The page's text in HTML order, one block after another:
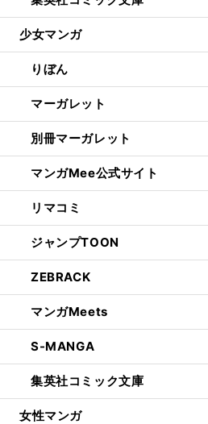
少女マンガ
りぼん
マーガレット
別冊マーガレット
マンガMee公式サイト
リマコミ
ジャンプTOON
ZEBRACK
マンガMeets
S-MANGA
集英社コミック文庫
女性マンガ